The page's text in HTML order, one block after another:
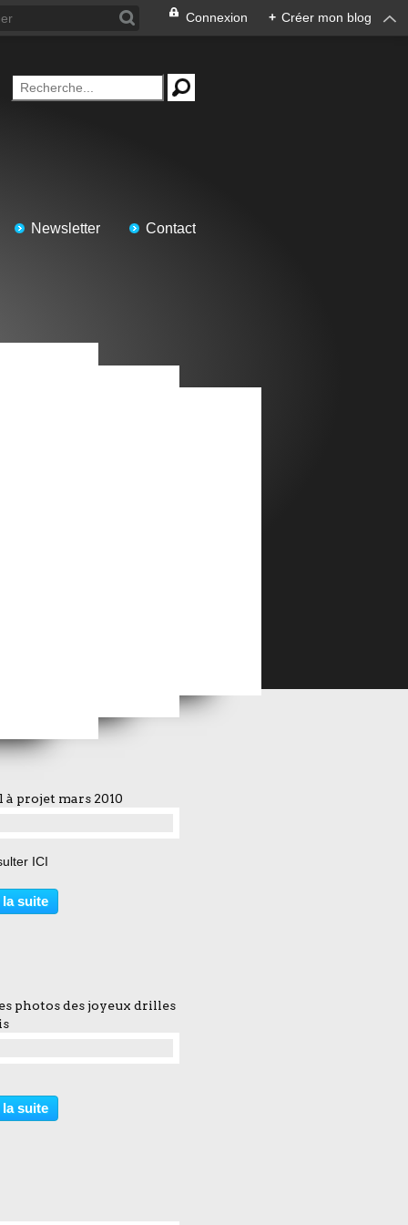
Connexion + Créer mon blog
Newsletter Contact
à projet mars 2010
ICI
la suite
photos des joyeux drilles
la suite